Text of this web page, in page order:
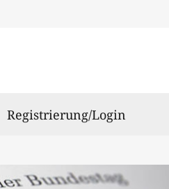
Registrierung/Login